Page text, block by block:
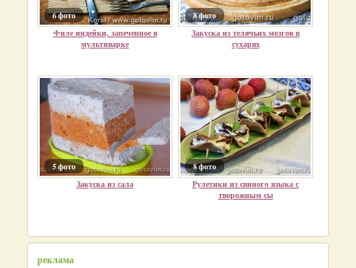
6 фото
Филе индейки, запеченное в
мультиварке
8 фото
Закуска из телячьих мозгов в
сухарях
5 фото
Закуска из сала
8 фото
Рулетики из свиного языка с
творожным сы
реклама